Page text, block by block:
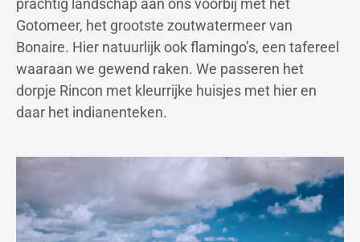
Gotomeer, het grootste zoutwatermeer van
Bonaire. Hier natuurlijk ook flamingo’s, een tafereel
waaraan we gewend raken. We passeren het
dorpje Rincon met kleurrijke huisjes met hier en
daar het indianenteken.